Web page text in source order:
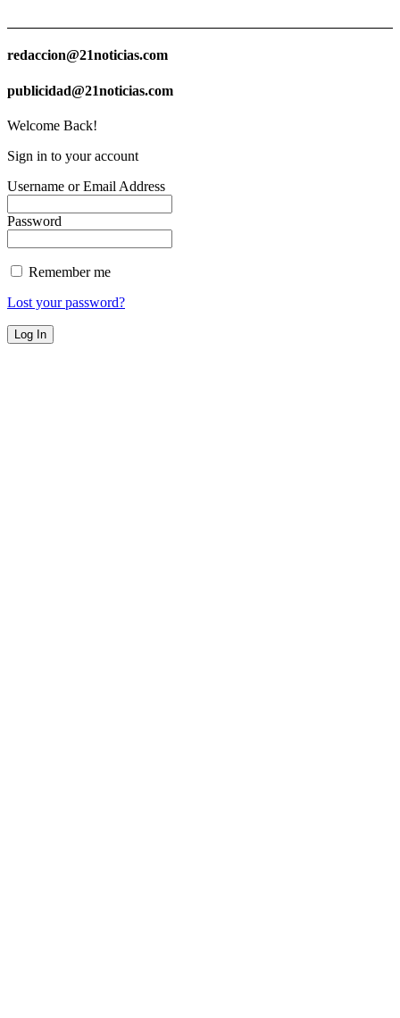
redaccion@21noticias.com
publicidad@21noticias.com
Welcome Back!
Sign in to your account
Username or Email Address
Password
Remember me
Lost your password?